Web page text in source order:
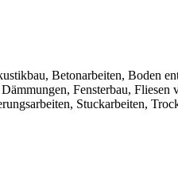
Betonarbeiten, Boden
Fensterbau,
Stuckarbeiten,